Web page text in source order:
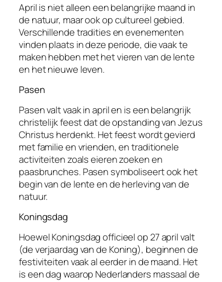
April is niet alleen een belangrijke maand in
de natuur, maar ook op cultureel gebied.
Verschillende tradities en evenementen
vinden plaats in deze periode, die vaak te
maken hebben met het vieren van de lente
en het nieuwe leven.
Pasen
Pasen valt vaak in april en is een belangrijk
christelijk feest dat de opstanding van Jezus
Christus herdenkt. Het feest wordt gevierd
met familie en vrienden, en traditionele
activiteiten zoals eieren zoeken en
paasbrunches. Pasen symboliseert ook het
begin van de lente en de herleving van de
natuur.
Koningsdag
Hoewel Koningsdag officieel op 27 april valt
(de verjaardag van de Koning), beginnen de
festiviteiten vaak al eerder in de maand. Het
is een dag waarop Nederlanders massaal de